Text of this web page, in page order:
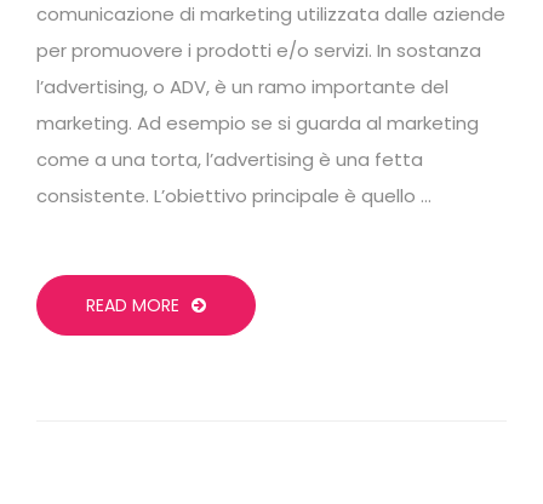
comunicazione di marketing utilizzata dalle aziende
per promuovere i prodotti e/o servizi. In sostanza
l’advertising, o ADV, è un ramo importante del
marketing. Ad esempio se si guarda al marketing
come a una torta, l’advertising è una fetta
consistente. L’obiettivo principale è quello …
READ MORE